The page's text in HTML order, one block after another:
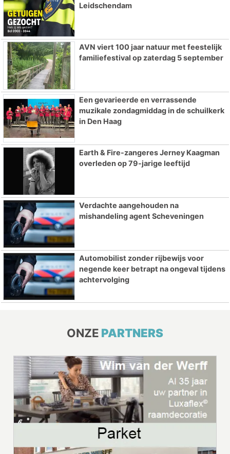
Leidschendam
AVN viert 100 jaar natuur met feestelijk
familiefestival op zaterdag 5 september
Een gevarieerde en verrassende
muzikale zondagmiddag in de schuilkerk
in Den Haag
Earth & Fire-zangeres Jerney Kaagman
overleden op 79-jarige leeftijd
Verdachte aangehouden na
mishandeling agent Scheveningen
Automobilist zonder rijbewijs voor
negende keer betrapt na ongeval tijdens
achtervolging
ONZE PARTNERS